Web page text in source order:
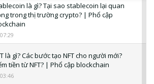
là gì? Tại sao stablecoin lại quan
trong thị trường crypto? | Phổ cập
là gì? Các bước tạo NFT cho người mới?
tiền từ NFT? | Phổ cập blockchain